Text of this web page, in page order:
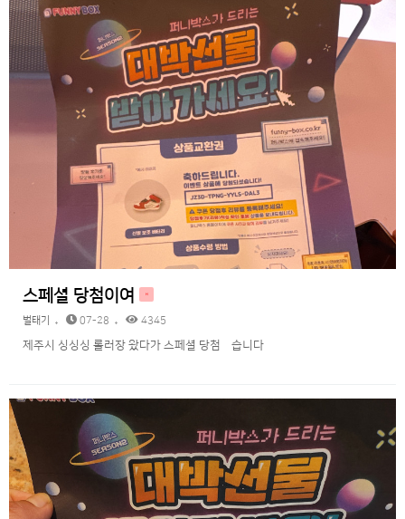
스페셜 당첨이여 H
벌태기 07-28 4345
제주시 싱싱싱 롤러장 왔다가 스페셜 당첨됬습니다